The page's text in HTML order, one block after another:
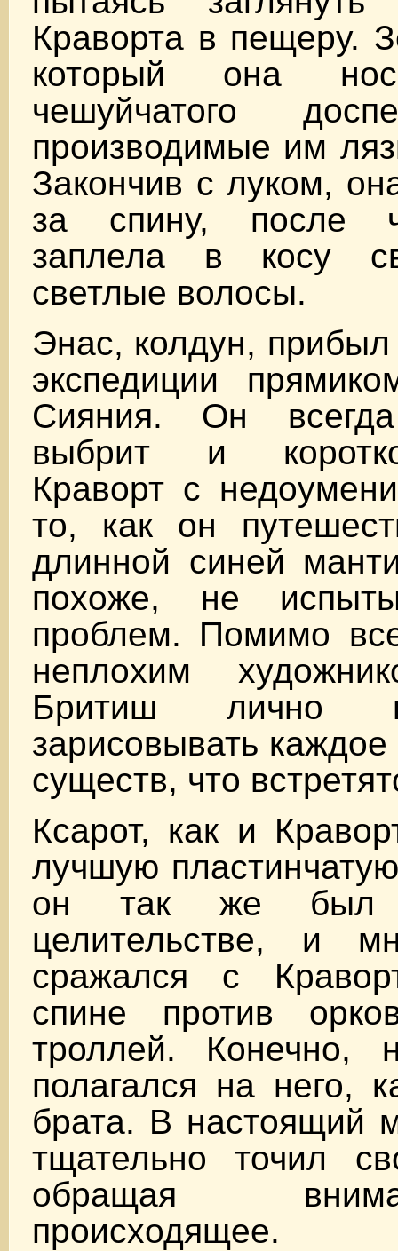
Краворта в пещеру.
который она
чешуйчатого
производимые им
Закончив с луком,
за спину, после
заплела в косу
светлые волосы.
Энас, колдун, прибыл
экспедиции
Сияния. Он
выбрит и
Краворт с
то, как он
длинной синей
похоже, не
проблем. Помимо
неплохим
Бритиш лично
зарисовывать
существ, что
Ксарот, как и
лучшую
он так же был
целительстве, и
сражался с
спине против
троллей. Конечно,
полагался на него,
брата. В настоящий
тщательно точил
обращая
происходящее.